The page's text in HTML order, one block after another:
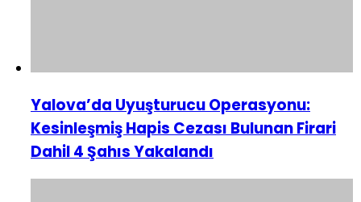
Yalova’da Uyuşturucu Operasyonu:
Kesinleşmiş Hapis Cezası Bulunan Firari
Dahil 4 Şahıs Yakalandı